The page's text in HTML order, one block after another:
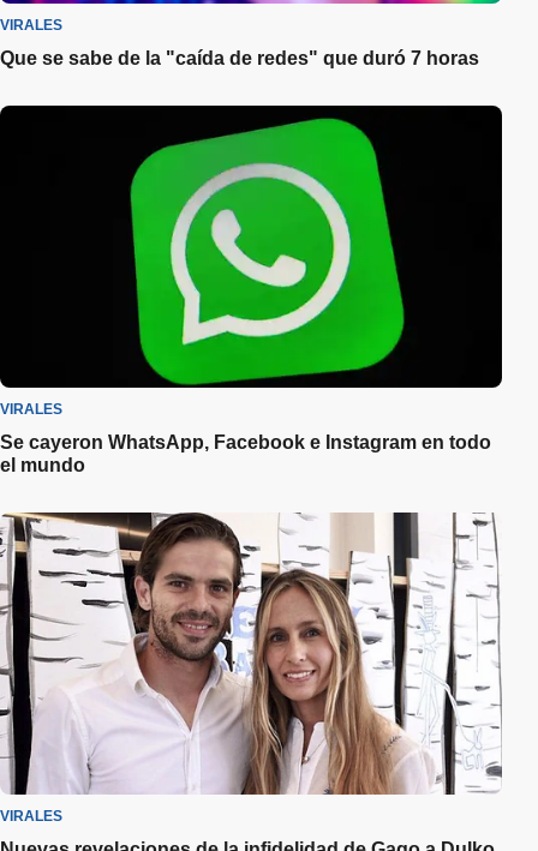
VIRALES
Que se sabe de la "caída de redes" que duró 7 horas
VIRALES
Se cayeron WhatsApp, Facebook e Instagram en todo
el mundo
VIRALES